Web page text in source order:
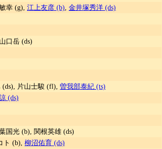
幸 (g), 江上友彦 (b) 金井塚秀洋 (ds)
口岳 (ds)
(ds), 片山士駿 (fl), 曽我部泰紀 (ts)
(ds)
国光 (b), 関根英雄 (ds)
ト (b), 柳沼佑育 (ds)